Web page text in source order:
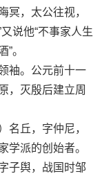
冥，太公往视，
说他“不事家人生
。
袖。公元前十一
，灭殷后建立周
丘，字仲尼，
学派的创始者。
子舆，战国时邹